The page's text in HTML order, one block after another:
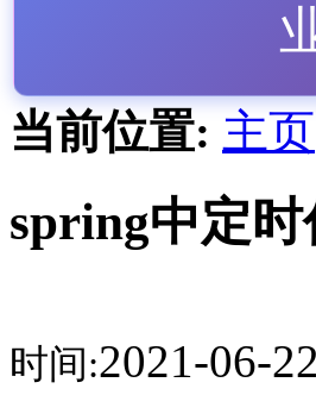
当前位置: 主页
spring中定
时间:2021-06-